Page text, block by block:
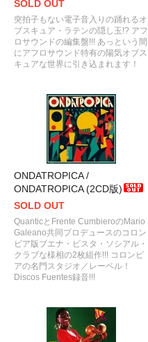
SOLD OUT
突拍子もない電子音入りの踊れるオ
ブスキュア・ラテンの隠し玉!? アフ
ロサウンドの編集盤!!! あっという間
にアフロサウンド特有の陽気オブス
キュアな世界に引き込まれます！
ONDATROPICA /
ONDATROPICA (2CD版)
SOLD OUT
QuanticとFrente CumbieroのMario
Galeano共同プロデュースのコロン
ビア版ブエナ・ビスタ・ソシアル・
クラブな様相の2枚組作!!! コロンビ
アの名門スタジオ／レーベル！
Discos Fuentes録音!!!